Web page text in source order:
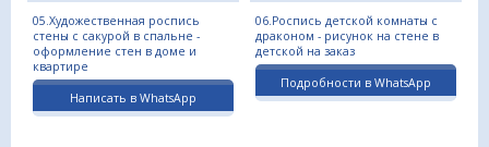
05.Художественная роспись
стены с сакурой в спальне -
оформление стен в доме и
квартире
Написать в WhatsApp
06.Роспись детской комнаты с
драконом - рисунок на стене в
детской на заказ
Подробности в WhatsApp